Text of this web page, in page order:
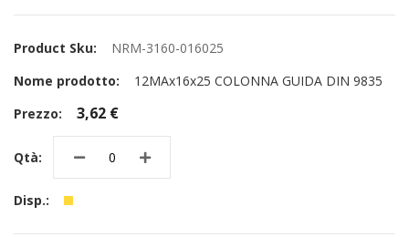
NRM-3160-016025
12MAx16x25 COLONNA GUIDA DIN 9835
3,62 €